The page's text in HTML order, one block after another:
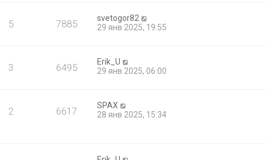
5 7885
svetogor82
29 янв 2025, 19:55
3 6495
Erik_U
29 янв 2025, 06:00
2 6617
SPAX
28 янв 2025, 15:34